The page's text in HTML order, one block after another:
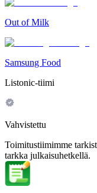
Out of Milk
Samsung Food
Listonic-tiimi
Vahvistettu
Toimitustiimimme
tarkka julkaisuhetkellä.